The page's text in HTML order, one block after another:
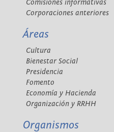
Comisiones informativas
Corporaciones anteriores
Áreas
Cultura
Bienestar Social
Presidencia
Fomento
Economía y Hacienda
Organización y RRHH
Organismos